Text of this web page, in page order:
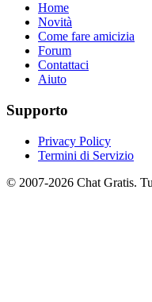
Home
Novità
Come fare amicizia
Forum
Contattaci
Aiuto
Supporto
Privacy Policy
Termini di Servizio
© 2007-2026 Chat Gratis.